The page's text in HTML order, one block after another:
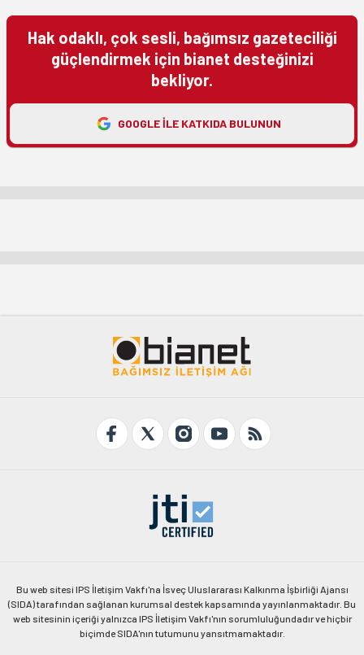
Hak odaklı, çok sesli, bağımsız gazeteciliği
güçlendirmek için bianet desteğinizi
bekliyor.
GOOGLE ILE KATKIDA BULUNUN
Bu web sitesi IPS İletişim Vakfı'na İsveç Uluslararası Kalkınma İşbirliği Ajansı
(SIDA) tarafından sağlanan kurumsal destek kapsamında yayınlanmaktadır. Bu
web sitesinin içeriği yalnızca IPS İletişim Vakfı'nın sorumluluğundadır ve hiçbir
biçimde SIDA'nın tutumunu yansıtmamaktadır.